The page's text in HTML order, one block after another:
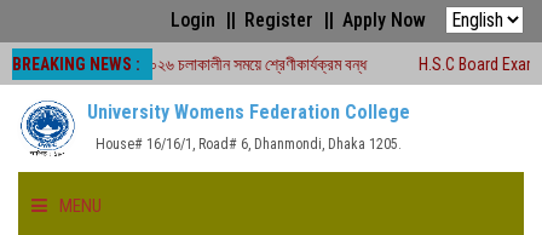
Login Register Apply Now
BREAKING NEWS :
পরীক্ষা -২০২৬ চলাকালীন সময়ে শ্রেণীকার্যক্রম বন্ধ H.S.C Board Exam Seat Plan (
University Womens Federation College
House# 16/16/1, Road# 6, Dhanmondi, Dhaka 1205.
MENU